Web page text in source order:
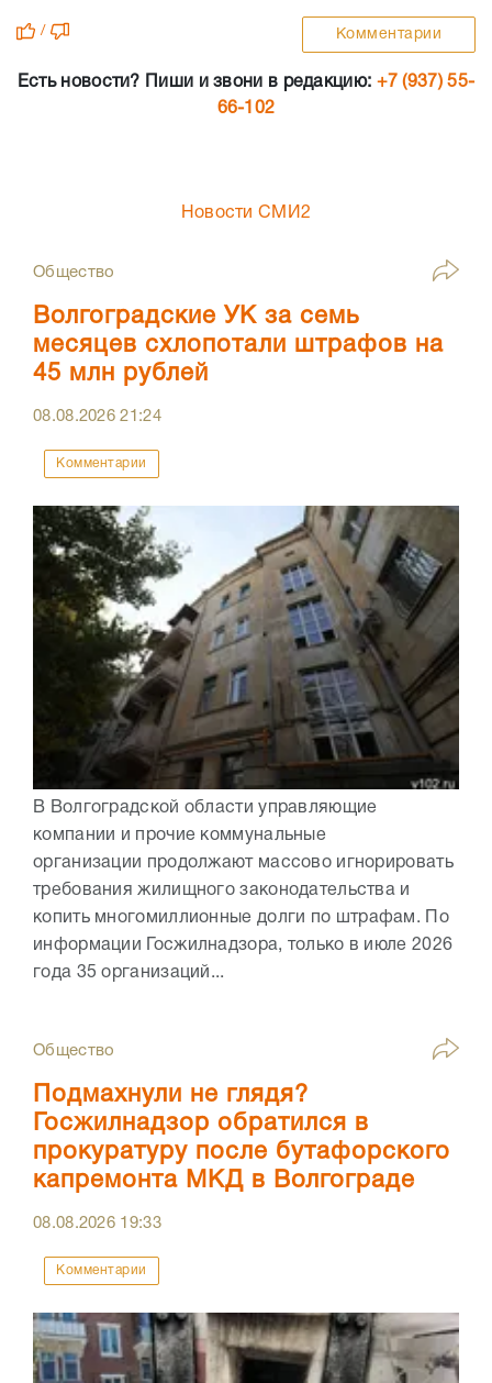
/ Комментарии
Есть новости? Пиши и звони в редакцию: +7 (937) 55-
66-102
Новости СМИ2
Общество
Волгоградские УК за семь
месяцев схлопотали штрафов на
45 млн рублей
08.08.202621:24
Комментарии
В Волгоградской области управляющие
компании и прочие коммунальные
организации продолжают массово игнорировать
требования жилищного законодательства и
копить многомиллионные долги по штрафам. По
информации Госжилнадзора, только в июле 2026
года 35 организаций...
Общество
Подмахнули не глядя?
Госжилнадзор обратился в
прокуратуру после бутафорского
капремонта МКД в Волгограде
08.08.2026 19:33
Комментарии